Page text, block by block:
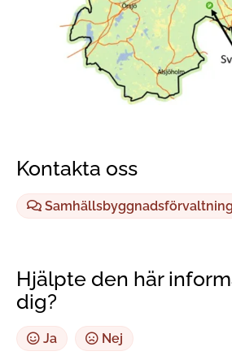
Kontakta oss
Hjälpte den här
dig?
Ja Nej